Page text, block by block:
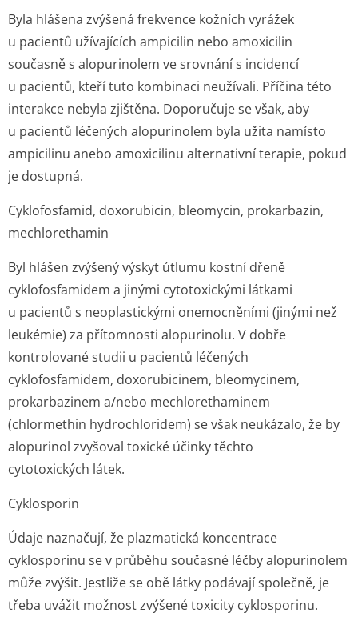
Byla hlášena zvýšená frekvence kožních vyrážek
u pacientů užívajících ampicilin nebo amoxicilin
současně s alopurinolem ve srovnání s incidencí
u pacientů, kteří tuto kombinaci neužívali. Příčina této
interakce nebyla zjištěna. Doporučuje se však, aby
u pacientů léčených alopurinolem byla užita namísto
ampicilinu anebo amoxicilinu alternativní terapie, pokud
je dostupná.
Cyklofosfamid, doxorubicin, bleomycin, prokarbazin,
mechlorethamin
Byl hlášen zvýšený výskyt útlumu kostní dřeně
cyklofosfamidem a jinými cytotoxickými látkami
u pacientů s neoplastickými onemocněními (jinými než
leukémie) za přítomnosti alopurinolu. V dobře
kontrolované studii u pacientů léčených
cyklofosfamidem, doxorubicinem, bleomycinem,
prokarbazinem a/nebo mechlorethaminem
(chlormethin hydrochloridem) se však neukázalo, že by
alopurinol zvyšoval toxické účinky těchto
cytotoxických lá­tek.
Cyklosporin
Údaje naznačují, že plazmatická koncentrace
cyklosporinu se v průběhu současné léčby alopurinolem
může zvýšit. Jestliže se obě látky podávají společně, je
třeba uvážit možnost zvýšené toxicity cyklosporinu.